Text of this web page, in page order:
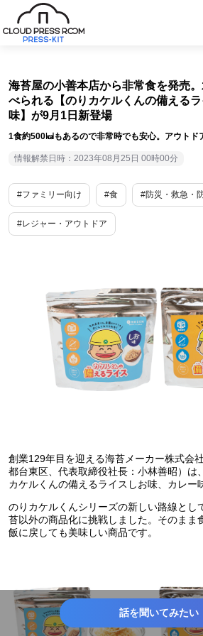
海苔屋の小善本店から非常食を発売
べられる【のりカケルくんの備える
味】が9月1日新登場
1食約500㎉もあるので非常時でも安心。アウトド
情報解禁日時：2023年08月25日 00時00分
#ファミリー向け #食 #防災・救急・
#レジャー・アウトドア
創業129年目を迎える海苔メーカー株式会
都台東区、代表取締役社長：小林善昭）は
カケルくんの備えるライスしお味、カレー
のりカケルくんシリーズの新しい路線とし
苔以外の商品化に挑戦しました。そのまま
飯に戻しても美味しい商品です。
話を聞いてみたい